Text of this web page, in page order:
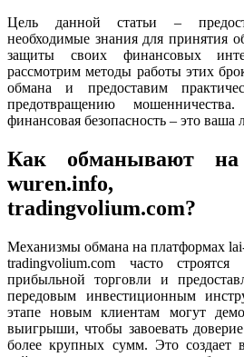
Цель данной статьи –
необходимые знания для принятия
защиты своих финансовых
рассмотрим методы работы этих
обмана и предоставим
предотвращению
финансовая безопасность – это ваша
Как обманывают на
wuren.info,
tradingvolium.com?
Механизмы обмана на платформах
tradingvolium.com часто
прибыльной торговли и
передовым инвестиционным
этапе новым клиентам могут
выигрыши, чтобы завоевать
более крупных сумм. Это создает